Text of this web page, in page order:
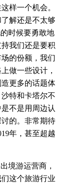
样一个机会。
解还是不太够
时候要勇敢地
我们还是要积
的份额，我们
做一些设计，
更多的话题体
特和卡塔尔不
不是用周边认
的。非常期待
年，甚至超越
境游运营商，
这个旅游行业